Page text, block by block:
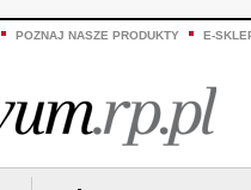
POZNAJ NASZE PRODUKTY E-